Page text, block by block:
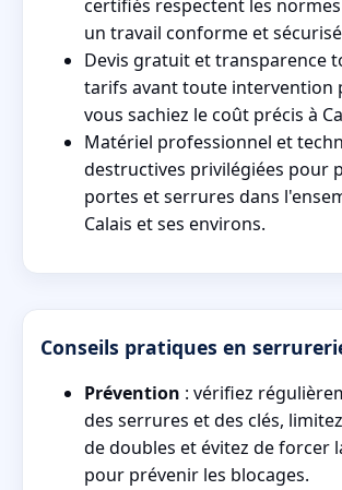
certifiés respectent les
un travail conforme et
Devis gratuit et transparence
tarifs avant toute intervention
vous sachiez le coût précis à
Matériel professionnel et
destructives privilégiées pour
portes et serrures dans
Calais et ses environs.
Conseils pratiques en
Prévention : vérifiez
des serrures et des clés,
de doubles et évitez de forcer
pour prévenir les blocages.